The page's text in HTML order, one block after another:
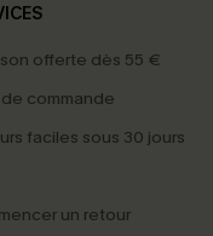
offerte dès 55 €
de commande
faciles sous 30 jours
un retour